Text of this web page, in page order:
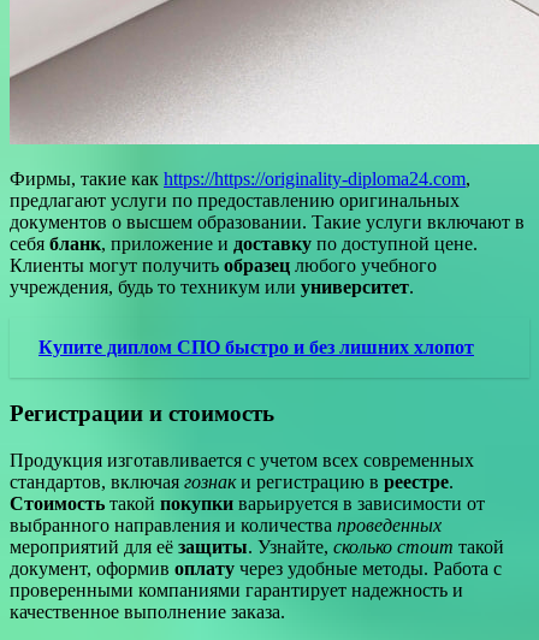
Фирмы, такие как https://https://originality-diploma24.com,
предлагают услуги по предоставлению оригинальных
документов о высшем образовании. Такие услуги включают в
себя бланк, приложение и доставку по доступной цене.
Клиенты могут получить образец любого учебного
учреждения, будь то техникум или университет.
Купите диплом СПО быстро и без лишних хлопот
Регистрации и стоимость
Продукция изготавливается с учетом всех современных
стандартов, включая гознаки регистрацию в реестре.
Стоимость такой покупки варьируется в зависимости от
выбранного направления и количества проведенных
мероприятий для её защиты. Узнайте, сколько стоит такой
документ, оформив оплату через удобные методы. Работа с
проверенными компаниями гарантирует надежность и
качественное выполнение заказа.